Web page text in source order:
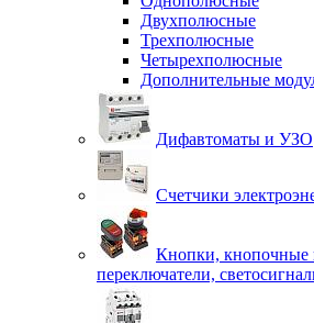
Двухполюсные
Трехполюсные
Четырехполюсные
Дополнительные
Дифавтоматы и УЗО
Счетчики
Кнопки, кнопочные
переключатели,